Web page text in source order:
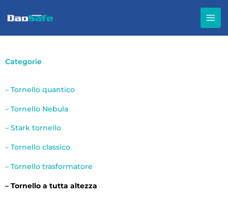
Categorie
– Tornello quantico
– Tornello Nebula
– Stark tornello
– Tornello classico
– Tornello trasformatore
– Tornello a tutta altezza